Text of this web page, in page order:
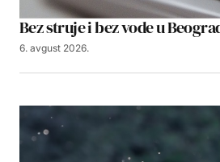
Bez struje i bez vode u
6. avgust 2026.